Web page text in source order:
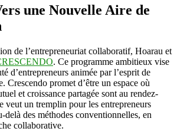
une Nouvelle Aire de
de l’entrepreneuriat collaboratif, Hoarau et
. Ce programme ambitieux vise
d’entrepreneurs animée par l’esprit de
Crescendo promet d’être un espace où
et croissance partagée sont au rendez-
veut un tremplin pour les entrepreneurs
delà des méthodes conventionnelles, en
collaborative.